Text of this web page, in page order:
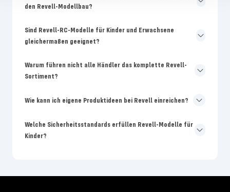
den Revell-Modellbau?
Sind Revell-RC-Modelle für Kinder und Erwachsene
gleichermaßen geeignet?
Warum führen nicht alle Händler das komplette Revell-
Sortiment?
Wie kann ich eigene Produktideen bei Revell einreichen?
Welche Sicherheitsstandards erfüllen Revell-Modelle für
Kinder?